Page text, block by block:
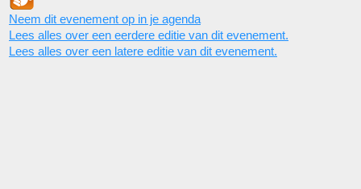
Neem dit evenement op in je agenda
Lees alles over een eerdere editie van dit evenement.
Lees alles over een latere editie van dit evenement.